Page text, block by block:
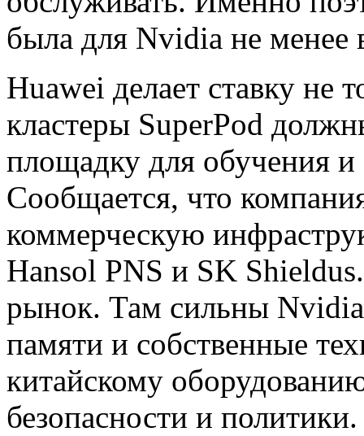
была для Nvidia не менее
Huawei делает ставку не
кластеры SuperPod
площадку для обучения
Сообщается, что
коммерческую
Hansol PNS и SK
рынок. Там сильны
памяти и собственные
китайскому
безопасности и политики.